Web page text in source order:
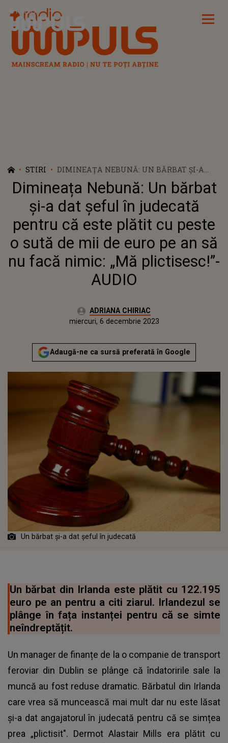
Radio Impuls
STIRI
DIMINEAȚA NEBUNĂ: UN BĂRBAT ȘI-A
DAT ȘEFUL ÎN JUDECATĂ PENTRU CĂ ESTE
PLĂTIT CU PESTE O SUTĂ DE MII DE EURO
PE AN SĂ NU FACĂ NIMIC: „MĂ
PLICTISESC!”- AUDIO
Dimineața Nebună: Un bărbat
și-a dat șeful în judecată
pentru că este plătit cu peste
o sută de mii de euro pe an să
nu facă nimic: „Mă plictisesc!”-
AUDIO
Autor:ADRIANA CHIRIAC
marți, 6 decembrie 2022
Actualizat:
miercuri, 6 decembrie 2023
Adaugă-ne ca sursă preferată în Google
Un bărbat și-a dat șeful în judecată
Un bărbat din Irlanda este plătit cu 122.195
euro pe an pentru a citi ziarul. Irlandezul se
plânge în fața instanței pentru că se simte
neîndreptățit.
Un manager de finanțe de la o companie de transport
feroviar din Dublin se plânge că îndatoririle sale la
muncă au fost reduse dramatic. Bărbatul din Irlanda
care vrea să muncească mai mult dar nu este lăsat
și-a dat angajatorul în judecată pentru că se simțea
prea „plictisit". Dermot Alastair Mills era plătit cu